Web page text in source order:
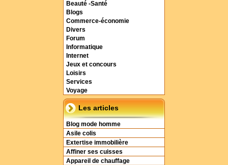
Beauté -Santé
Blogs
Commerce-économie
Divers
Forum
Informatique
Internet
Jeux et concours
Loisirs
Services
Voyage
Les articles
Blog mode homme
Asile colis
Extertise immobilière
Affiner ses cuisses
Appareil de chauffage